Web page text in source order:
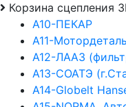
Корзина сцепления
А10-ПЕКАР
А11-
А12-ЛААЗ
А13-СОАТЭ
А14-Globelt